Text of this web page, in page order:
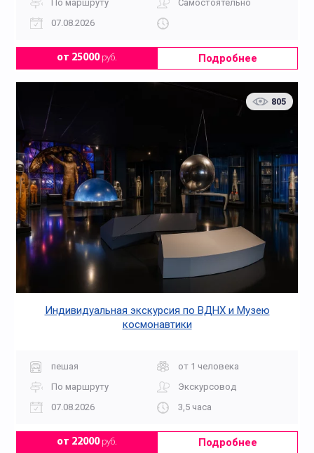
По маршруту
Самостоятельно
07.08.2026
от 25000руб. Подробнее
805
Индивидуальная экскурсия по ВДНХ и Музею
космонавтики
пешая
от 1 человека
По маршруту
Экскурсовод
07.08.2026
3,5 часа
от 22000руб. Подробнее